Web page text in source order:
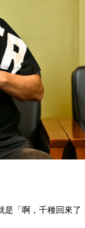
「啊，千種回來